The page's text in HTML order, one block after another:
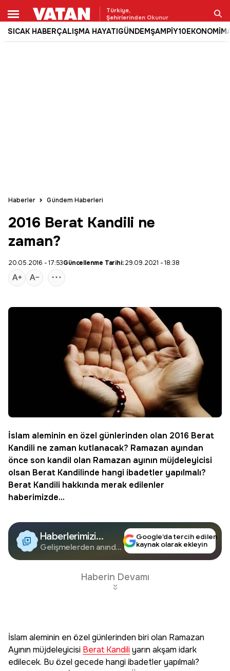
Türkiye,
Şehirlerinden Okunur
SICAK HABERÇALIŞMA HAYATIGÜNDEMŞAMPİY10EKONOMİ
Ara
Haberler Gündem Haberleri
2016 Berat Kandili ne
zaman?
20.05.2016 - 17:53Güncellenme Tarihi:29.09.2021 - 18:38
İslam aleminin en özel günlerinden olan 2016 Berat
Kandili ne zaman kutlanacak? Ramazan ayından
önce son kandil olan Ramazan ayının müjdeleyicisi
olsan Berat Kandilinde hangi ibadetler yapılmalı?
Berat Kandili hakkında merak edilenler
haberimizde...
Haberlerimizi
Google'da Takip
Edin
Gelişmelerden anında
Google’da tercih edilen
kaynak olarak ekleyin
Haberin Devamı
İslam aleminin en özel günlerinden biri olan Ramazan
Ayının müjdeleyicisi Berat Kandiliyarın akşam idark
edilecek. Bu özel gecede hangi ibadetler yapılmalı?